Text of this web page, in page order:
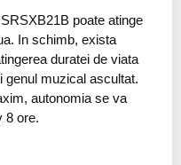
poate atinge
In schimb, exista
duratei de viata
genul muzical ascultat.
autonomia se va
8 ore.